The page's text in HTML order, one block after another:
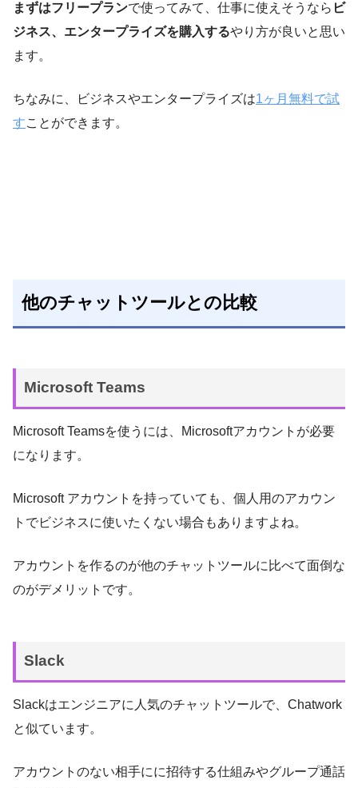
まずはフリープランで使ってみて、仕事に使えそうなら ビ
ジネス、エンタープライズを購入するやり方が良いと思い
ます。
ちなみに、ビジネスやエンタープライズは1ヶ月無料で試
すことができます。
他のチャットツールとの比較
Microsoft Teams
Microsoft Teamsを使うには、Microsoftアカウントが必要
になります。
Microsoft アカウントを持っていても、個人用のアカウン
トでビジネスに使いたくない場合もありますよね。
アカウントを作るのが他のチャットツールに比べて面倒な
のがデメリットです。
Slack
Slackはエンジニアに人気のチャットツールで、Chatwork
と似ています。
アカウントのない相手にに招待する仕組みやグループ通話